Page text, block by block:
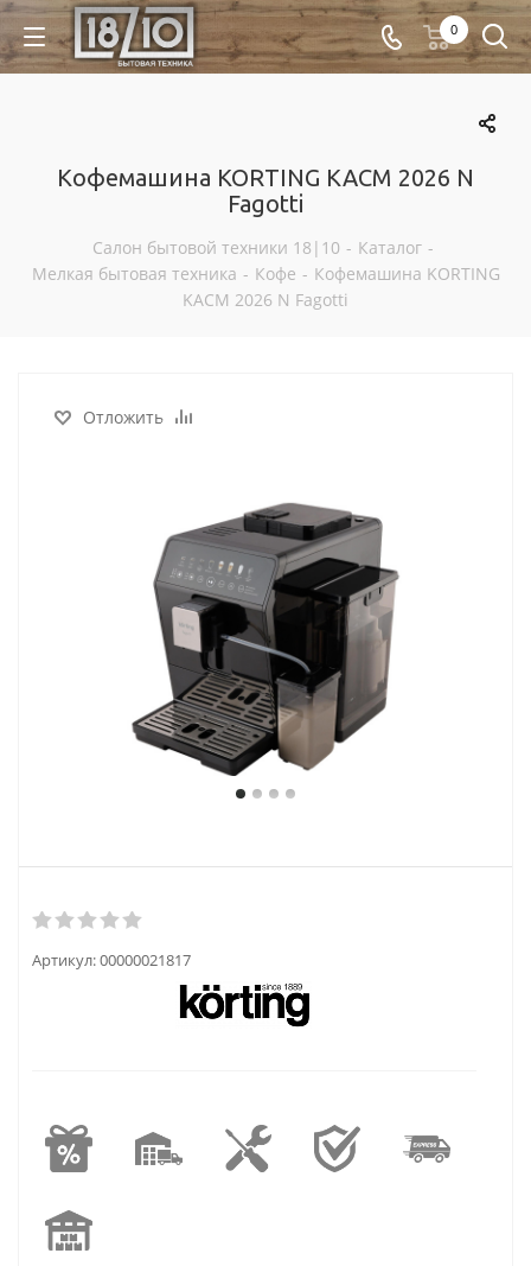
0
Кофемашина KORTING KACM 2026 N
Fagotti
Салон бытовой техники 18|10 - Каталог -
Мелкая бытовая техника - Кофе - Кофемашина KORTING
KACM 2026 N Fagotti
Отложить
Артикул:00000021817